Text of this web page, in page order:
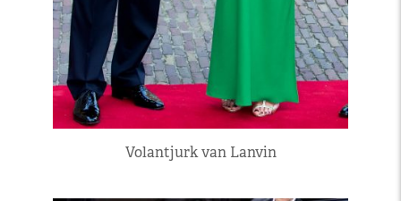
Volantjurk van Lanvin